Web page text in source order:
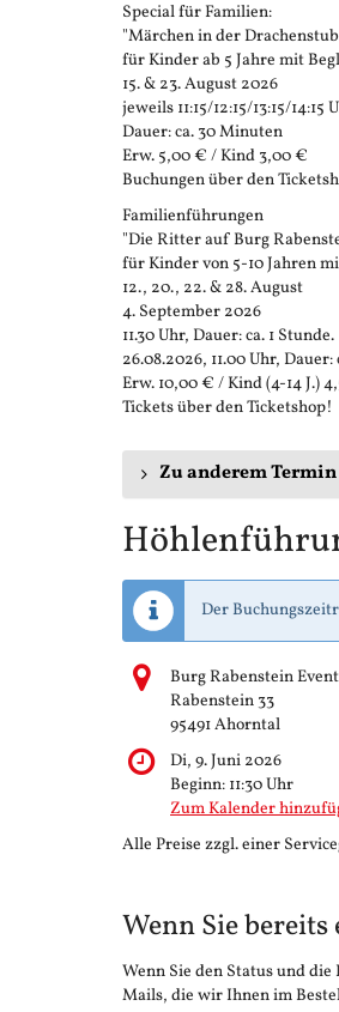
Special für Familien:
"Märchen in der
für Kinder ab 5 Jahre mit
15. & 23. August 2026
jeweils 11:15/12:15/13:15/14:15
Dauer: ca. 30 Minuten
Erw. 5,00 € / Kind 3,00 €
Buchungen über den
Familienführungen
"Die Ritter auf Burg
für Kinder von 5-10 Jahren
12., 20., 22. & 28. August
4. September 2026
11.30 Uhr, Dauer: ca. 1 Stunde.
26.08.2026, 11.00 Uhr, Dauer:
Erw. 10,00 € / Kind (4-14 J.)
Tickets über den Ticketshop!
Zu anderem Termin
Der
Burg Rabenstein
Rabenstein 33
95491 Ahorntal
Di, 9. Juni 2026
Beginn: 11:30Uhr
Zum Kalender
Alle Preise zzgl. einer
Wenn Sie
Wenn Sie den Status und
Mails, die wir Ihnen im